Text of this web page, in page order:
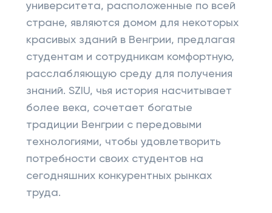
университета, расположенные по всей
стране, являются домом для некоторых
красивых зданий в Венгрии, предлагая
студентам и сотрудникам комфортную,
расслабляющую среду для получения
знаний. SZIU, чья история насчитывает
более века, сочетает богатые
традиции Венгрии с передовыми
технологиями, чтобы удовлетворить
потребности своих студентов на
сегодняшних конкурентных рынках
труда.